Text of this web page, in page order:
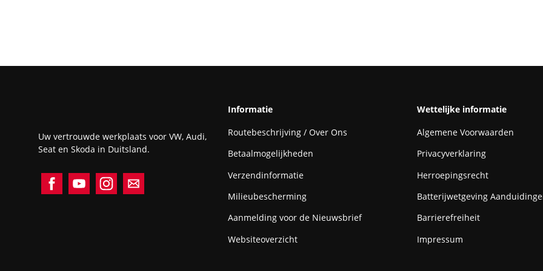
Uw vertrouwde werkplaats voor VW, Audi,
Seat en Skoda in Duitsland.
Informatie
Routebeschrijving / Over Ons
Betaalmogelijkheden
Verzendinformatie
Milieubescherming
Aanmelding voor de Nieuwsbrief
Websiteoverzicht
Wettelijke informatie
Algemene Voorwaarden
Privacyverklaring
Herroepingsrecht
Batterijwetgeving
Barrierefreiheit
Impressum